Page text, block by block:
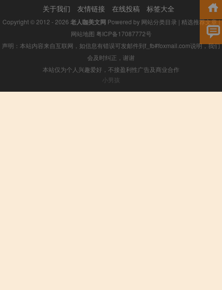
关于我们 友情链接 在线投稿 标签大全
Copyright © 2012 - 2026 老人咖美文网 Powered by 网站分类目录 | 精选推荐文章|
网站地图 粤ICP备17087772号
声明：本站内容来自互联网，如信息有错误可发邮件到f_fb#foxmail.com说明，我们
会及时纠正，谢谢
本站仅为个人兴趣爱好，不接盈利性广告及商业合作
小男孩